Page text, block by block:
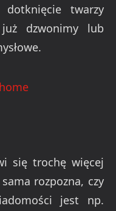
twarzy
dzwonimy lub
się trochę więcej
rozpozna, czy
jest np.